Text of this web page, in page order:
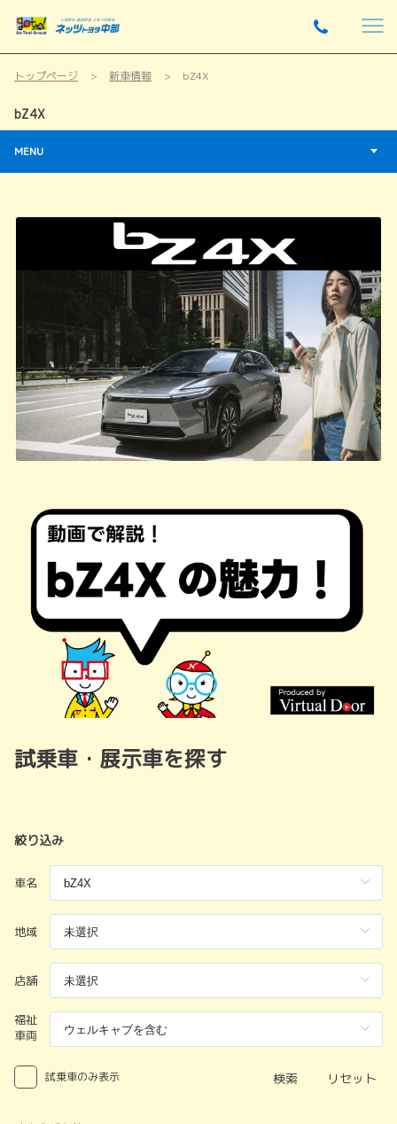
トップページ 新車情報 bZ4X
bZ4X
MENU
試乗車・展示車を探す
絞り込み
車名
地域
店舗
福祉
車両
試乗車のみ表示 検索 リセット